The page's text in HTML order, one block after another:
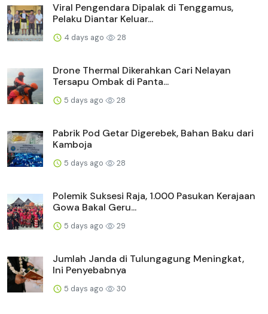
Viral Pengendara Dipalak di Tenggamus,
Pelaku Diantar Keluar...
4 days ago 28
Drone Thermal Dikerahkan Cari Nelayan
Tersapu Ombak di Panta...
5 days ago 28
Pabrik Pod Getar Digerebek, Bahan Baku dari
Kamboja
5 days ago 28
Polemik Suksesi Raja, 1.000 Pasukan Kerajaan
Gowa Bakal Geru...
5 days ago 29
Jumlah Janda di Tulungagung Meningkat,
Ini Penyebabnya
5 days ago 30